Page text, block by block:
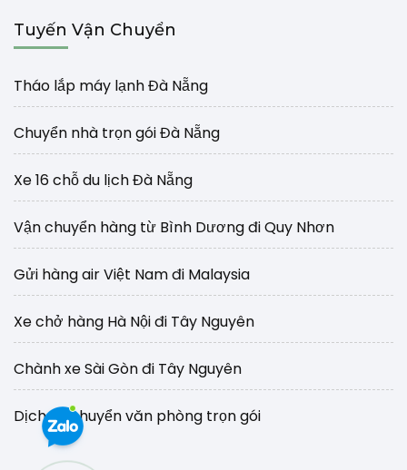
Tuyến Vận Chuyển
Tháo lắp máy lạnh Đà Nẵng
Chuyển nhà trọn gói Đà Nẵng
Xe 16 chỗ du lịch Đà Nẵng
Vận chuyển hàng từ Bình Dương đi Quy Nhơn
Gửi hàng air Việt Nam đi Malaysia
Xe chở hàng Hà Nội đi Tây Nguyên
Chành xe Sài Gòn đi Tây Nguyên
Dịch vụ chuyển văn phòng trọn gói